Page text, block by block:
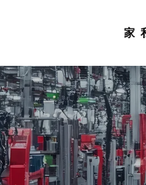
家